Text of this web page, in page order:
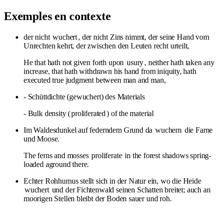
Exemples en contexte
der nicht wuchert, der nicht Zins nimmt, der seine Hand vom
Unrechten kehrt, der zwischen den Leuten recht urteilt,
He that hath not given forth upon usury, neither hath taken any
increase, that hath withdrawn his hand from iniquity, hath
executed true judgment between man and man,
- Schüttdichte (gewuchert) des Materials
- Bulk density (proliferated) of the material
Im Waldesdunkel auf federndem Grund da wuchern die Farne
und Moose.
The ferns and mosses proliferate in the forest shadows spring-
loaded aground there.
Echter Rohhumus stellt sich in der Natur ein, wo die Heide
wuchert und der Fichtenwald seinen Schatten breitet; auch an
moorigen Stellen bleibt der Boden sauer und roh.